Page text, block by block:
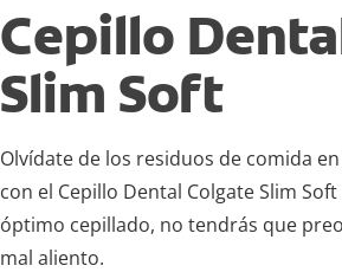
Cepillo
Slim Soft
Olvídate de los residuos de comida
con el Cepillo Dental Colgate Slim
óptimo cepillado, no tendrás que
mal aliento.